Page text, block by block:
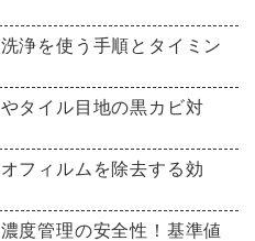
浄を使う手順とタイミン
タイル目地の黒カビ対
フィルムを除去する効
度管理の安全性！基準値